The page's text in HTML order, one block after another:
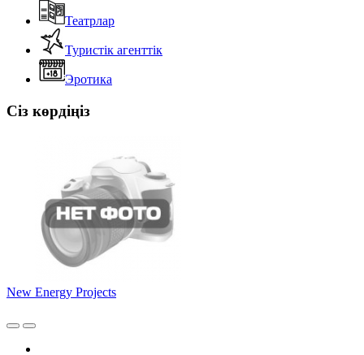
Театрлар
Туристік агенттік
Эротика
Сіз көрдіңіз
New Energy Projects